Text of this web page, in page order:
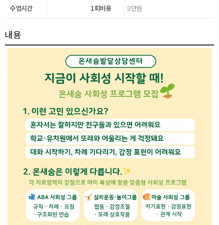
수업시간 1회비용 8만원
내용